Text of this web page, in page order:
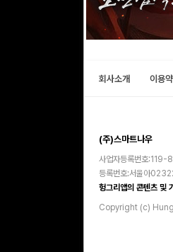
회사소개 이용
(주)스마트나우
사업자등록번호
등록번호:서울아
헝그리앱의 콘텐츠 및
Copyright (c)